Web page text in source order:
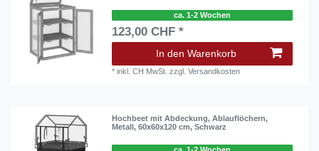
ca. 1-2 Wochen
123,00 CHF *
In den Warenkorb
*inkl. CH MwSt. zzgl.Versandkosten
Hochbeet mit Abdeckung, Ablauflöchern,
Metall, 60x60x120 cm, Schwarz